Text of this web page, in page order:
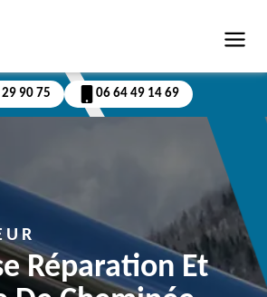
90 75 06 64 49 14 69
Réparation Et